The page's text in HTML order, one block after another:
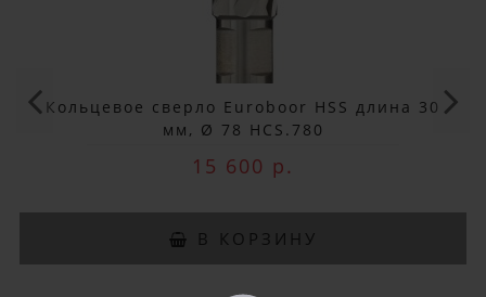
Не упусти выгоду!
Подпишись и получай бонусы.
способом, включая online оплату
В нашем магазине всегда
Кольцевое сверло Euroboor HSS длина 30
мм, Ø 78 HCS.780
15 600 р.
В КОРЗИНУ